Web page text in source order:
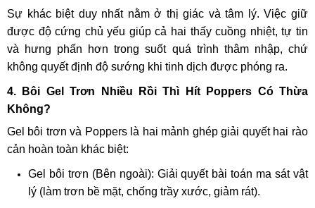
Sự khác biệt duy nhất nằm ở thị giác và tâm lý. Việc giữ
được độ cứng chủ yếu giúp cả hai thấy cuồng nhiệt, tự tin
và hưng phấn hơn trong suốt quá trình thâm nhập, chứ
không quyết định độ sướng khi tinh dịch được phóng ra.
4. Bôi Gel Trơn Nhiều Rồi Thì Hít Poppers Có Thừa
Không?
Gel bôi trơn và Poppers là hai mảnh ghép giải quyết hai rào
cản hoàn toàn khác biệt:
Gel bôi trơn (Bên ngoài): Giải quyết bài toán ma sát vật
lý (làm trơn bề mặt, chống trầy xước, giảm rát).